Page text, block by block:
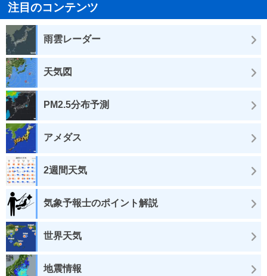
注目のコンテンツ
雨雲レーダー
天気図
PM2.5分布予測
アメダス
2週間天気
気象予報士のポイント解説
世界天気
地震情報